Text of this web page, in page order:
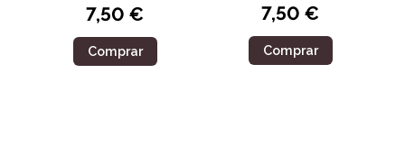
7,50 €
Comprar
7,50 €
Comprar